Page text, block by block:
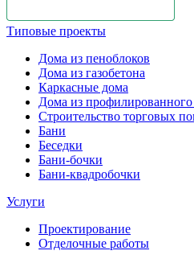
Типовые проекты
Дома из пеноблоков
Дома из газобетона
Каркасные дома
Дома из профилированного
Строительство торговых
Бани
Беседки
Бани-бочки
Бани-квадробочки
Услуги
Проектирование
Отделочные работы